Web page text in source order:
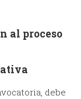
al proceso
debe